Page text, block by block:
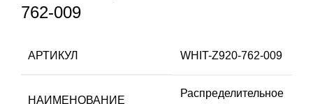
762-009
АРТИКУЛ WHIT-Z920-762-009
НАИМЕНОВАНИЕ
Распределительное